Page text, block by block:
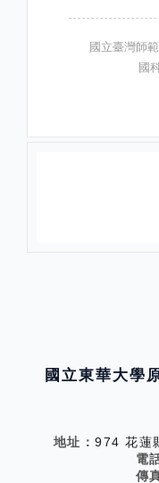
國立臺灣師
國
國立東華大學
地址：974 花蓮
電
傳